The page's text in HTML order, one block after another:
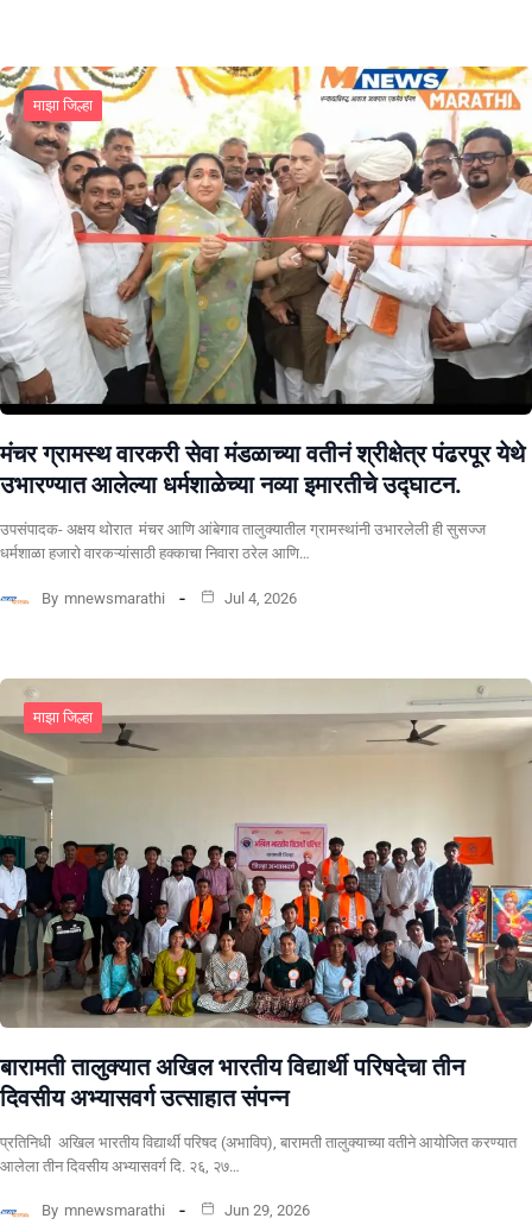
माझा जिल्हा
मंचर ग्रामस्थ वारकरी सेवा मंडळाच्या वतीनं श्रीक्षेत्र पंढरपूर येथे
उभारण्यात आलेल्या धर्मशाळेच्या नव्या इमारतीचे उद्घाटन.
उपसंपादक- अक्षय थोरात मंचर आणि आंबेगाव तालुक्यातील ग्रामस्थांनी उभारलेली ही सुसज्ज
धर्मशाळा हजारो वारकऱ्यांसाठी हक्काचा निवारा ठरेल आणि…
By mnewsmarathi Jul 4, 2026
माझा जिल्हा
बारामती तालुक्यात अखिल भारतीय विद्यार्थी परिषदेचा तीन
दिवसीय अभ्यासवर्ग उत्साहात संपन्न
प्रतिनिधी अखिल भारतीय विद्यार्थी परिषद (अभाविप), बारामती तालुक्याच्या वतीने आयोजित करण्यात
आलेला तीन दिवसीय अभ्यासवर्ग दि. २६, २७…
By mnewsmarathi Jun 29, 2026